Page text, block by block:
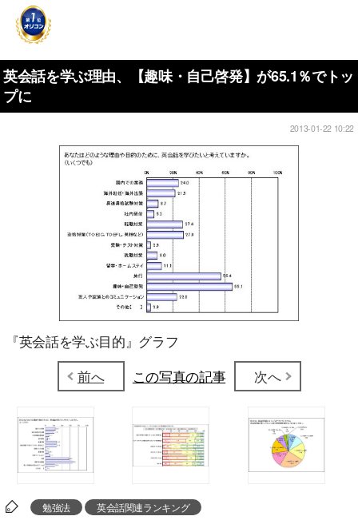
英会話を学ぶ理由、【趣味・自己啓発】が65.1％でトッ
プに
2013-01-22 10:22
『英会話を学ぶ目的』グラフ
前へ
この写真の記事 次へ
勉強法 英会話関連ランキング